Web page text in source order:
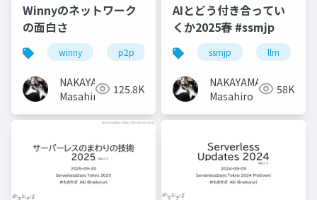
Winnyのネットワーク
の面白さ
winny p2p
NAKAYAMA
Masahiro
125.8K
AIとどう付き合ってい
くか2025春 #ssmjp
ssmjp llm
NAKAYAMA
Masahiro
58K